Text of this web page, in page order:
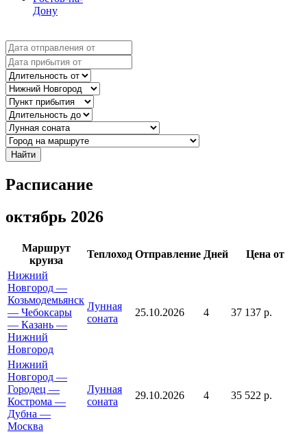
Дону
Найти
Расписание
октябрь 2026
Маршрут
круиза
Теплоход Отправление Дней
Цена от
Нижний
Новгород —
Козьмодемьянск
— Чебоксары
— Казань —
Нижний
Новгород
Лунная
соната
25.10.2026 4 37 137 р.
Нижний
Новгород —
Городец —
Кострома —
Дубна —
Москва
Лунная
соната
29.10.2026 4 35 522 р.